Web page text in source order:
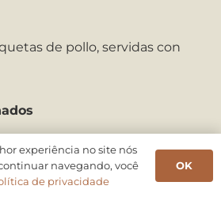
de pollo, servidas con
empanizados, rellenos
experiência no site nós
navegando, você
de privacidade
OK